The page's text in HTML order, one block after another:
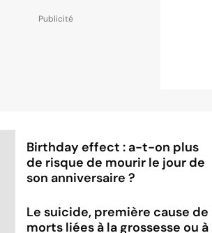
Birthday effect : a-t-on plus
de risque de mourir le jour de
son anniversaire ?
Le suicide, première cause de
morts liées à la grossesse ou à